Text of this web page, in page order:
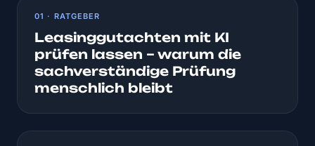
01 · RATGEBER
Leasinggutachten mit KI
prüfen lassen – warum die
sachverständige Prüfung
menschlich bleibt